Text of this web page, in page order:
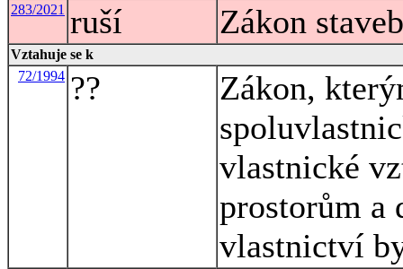
283/2021 ruší Zákon
Vztahuje se k
72/1994 ??
Zákon,
vlastnické
prostorům a
vlastnictví